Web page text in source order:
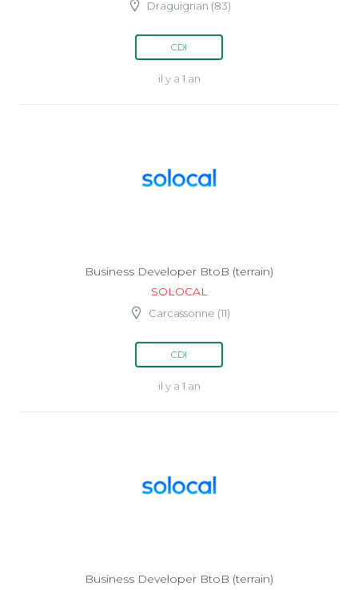
Draguignan (83)
CDI
il y a 1 an
Business Developer BtoB (terrain)
SOLOCAL
Carcassonne (11)
CDI
il y a 1 an
Business Developer BtoB (terrain)